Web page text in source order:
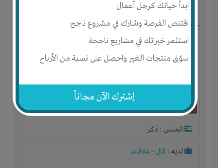
ابدأ حياتك كرجل أعمال
اقتنص الفرصة وشارك في مشروع ناجح
استثمر خبراتك في مشاريع ناجحة
سوّق منتجات الغير واحصل على نسبة من الأرباح
إشترك الآن مجاناً
وليد خطاب
الجنس : ذكر
لديـه : المال - علاقات